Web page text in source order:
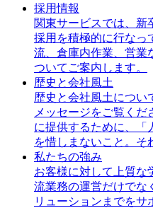
採用情報
関東サービスでは、新
採用を積極的に行なっ
流、倉庫内作業、営業
ついてご案内します。
歴史と会社風土
歴史と会社風土につい
メッセージをご覧く
に提供するために、「
を惜しまないこと。そ
私たちの強み
お客様に対して上質な
流業務の運営だけでな
リューションまでをサ